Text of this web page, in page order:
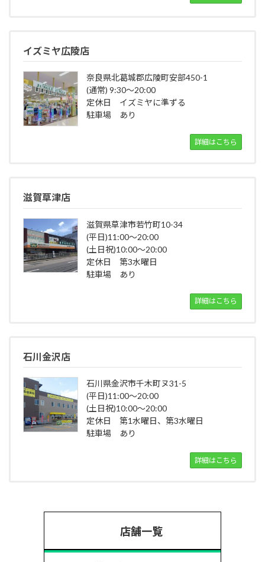
イズミヤ広陵店
奈良県北葛城郡広陵町安部450-1
(通常) 9:30～20:00
定休日 イズミヤに準ずる
駐車場 あり
詳細はこちら
滋賀草津店
滋賀県草津市若竹町10-34
(平日)11:00～20:00
(土日祝)10:00～20:00
定休日 第3水曜日
駐車場 あり
詳細はこちら
石川金沢店
石川県金沢市千木町ヌ31-5
(平日)11:00～20:00
(土日祝)10:00～20:00
定休日 第1水曜日、第3水曜日
駐車場 あり
詳細はこちら
店舗一覧